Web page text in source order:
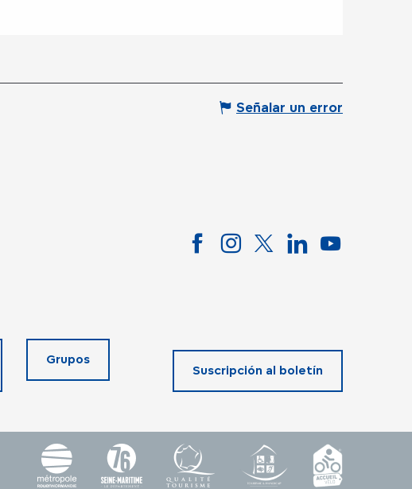
Señalar un error
Grupos
Suscripción al boletín